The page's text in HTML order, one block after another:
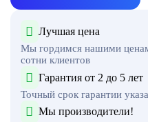
Лучшая цена
Мы гордимся нашими
сотни клиентов
Гарантия от 2 до 5 лет
Точный срок гарантии
Мы производители!